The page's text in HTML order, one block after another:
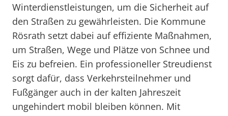
Winterdienstleistungen, um die Sicherheit auf
den Straßen zu gewährleisten. Die Kommune
Rösrath setzt dabei auf effiziente Maßnahmen,
um Straßen, Wege und Plätze von Schnee und
Eis zu befreien. Ein professioneller Streudienst
sorgt dafür, dass Verkehrsteilnehmer und
Fußgänger auch in der kalten Jahreszeit
ungehindert mobil bleiben können. Mit